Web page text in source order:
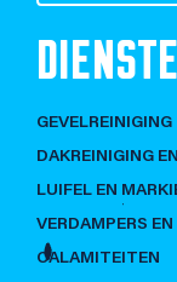
GEVELREINIGING
DAKREINIGING
LUIFEL EN
VERDAMPERS
CALAMITEITEN